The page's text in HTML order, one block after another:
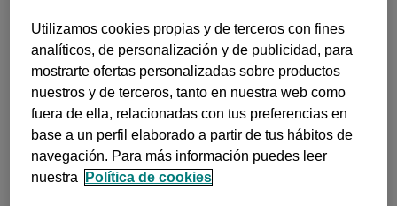
5 DESTINOS ORIGINALES PARA UN FIN DE SEMANA (MÁS A…
Utilizamos cookies propias y de terceros con fines
analíticos, de personalización y de publicidad, para
mostrarte ofertas personalizadas sobre productos
nuestros y de terceros, tanto en nuestra web como
fuera de ella, relacionadas con tus preferencias en
base a un perfil elaborado a partir de tus hábitos de
navegación. Para más información puedes leer
nuestra
Política de cookies